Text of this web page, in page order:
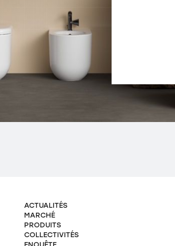
ACTUALITÉS
MARCHÉ
PRODUITS
COLLECTIVITÉS